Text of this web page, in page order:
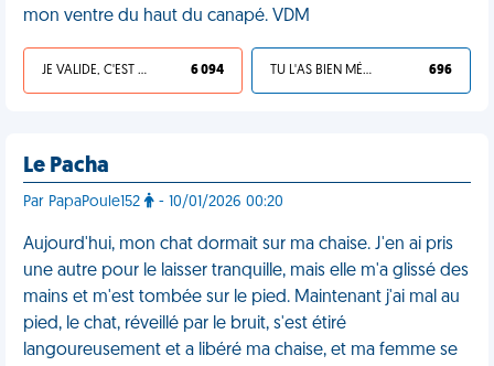
mon ventre du haut du canapé. VDM
JE VALIDE, C'EST UNE VDM 6 094 TU L'AS BIEN MÉRITÉ 696
Le Pacha
Par PapaPoule152 - 10/01/2026 00:20
Aujourd'hui, mon chat dormait sur ma chaise. J'en ai pris
une autre pour le laisser tranquille, mais elle m'a glissé des
mains et m'est tombée sur le pied. Maintenant j'ai mal au
pied, le chat, réveillé par le bruit, s'est étiré
langoureusement et a libéré ma chaise, et ma femme se